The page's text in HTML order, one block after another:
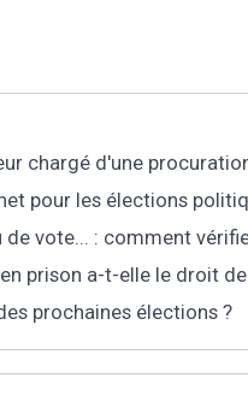
chargé d'une
pour les élections
de vote... : comment
prison a-t-elle le droit
prochaines élections ?